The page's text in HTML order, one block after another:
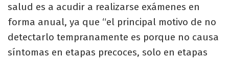
salud es a acudir a realizarse exámenes en
forma anual, ya que “el principal motivo de no
detectarlo tempranamente es porque no causa
síntomas en etapas precoces, solo en etapas